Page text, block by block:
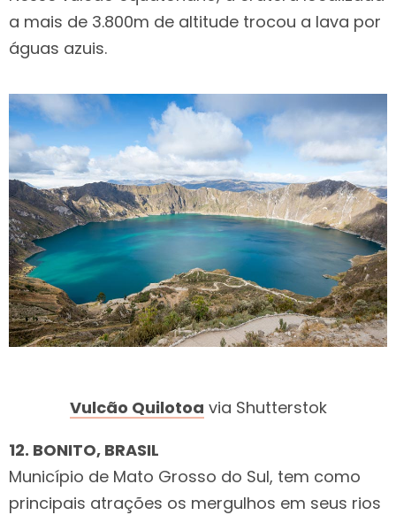
a mais de 3.800m de altitude trocou a lava por
águas azuis.
Vulcão Quilotoa via Shutterstok
12. BONITO, BRASIL
Município de Mato Grosso do Sul, tem como
principais atrações os mergulhos em seus rios